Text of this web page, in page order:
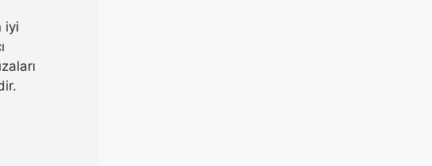
iyi